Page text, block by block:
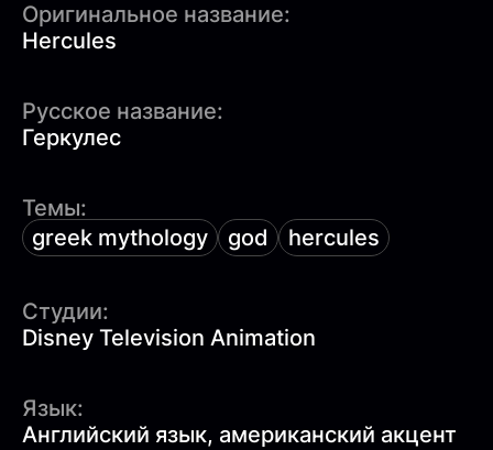
Оригинальное название:
Hercules
Русское название:
Геркулес
Темы:
greek mythology
god hercules
Студии:
Disney Television Animation
Язык:
Английский язык, американский акцент